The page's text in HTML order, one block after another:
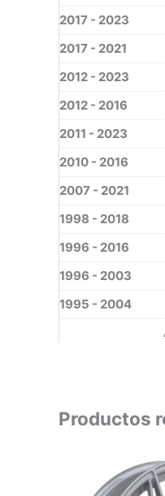
2017 - 2023
2017 - 2021
2012 - 2023
2012 - 2016
2011 - 2023
2010 - 2016
2007 - 2021
1998 - 2018
1996 - 2016
1996 - 2003
1995 - 2004
Productos